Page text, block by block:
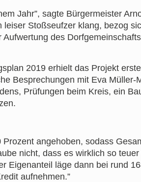
Jahr”, sagte Bürgermeister
Stoßseufzer klang, bezog
des
2019 erhielt das Projekt
Besprechungen mit Eva Müller-
Prüfungen beim Kreis, ein
angehoben, sodass
nicht, dass es wirklich so teuer
Eigenanteil läge dann bei rund
aufnehmen.”